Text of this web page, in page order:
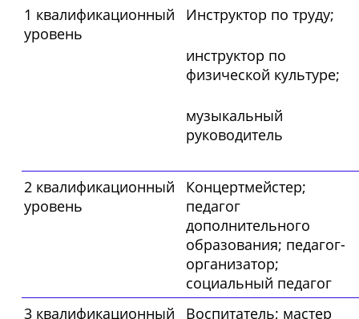
1 квалификационный
уровень
Инструктор по труду;
инструктор по
физической культуре;
музыкальный
руководитель
2 квалификационный
уровень
Концертмейстер;
педагог
дополнительного
образования; педагог-
организатор;
социальный педагог
3 квалификационный
Воспитатель; мастер